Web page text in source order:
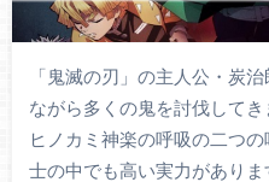
「鬼滅の刃」の主人公・炭
ながら多くの鬼を討伐して
ヒノカミ神楽の呼吸の二つ
士の中でも高い実力があり